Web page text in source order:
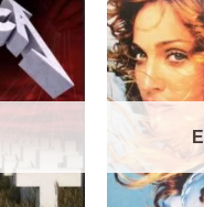
Adicionar
a lista de
desejos